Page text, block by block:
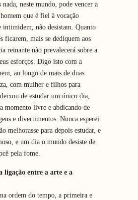
nada, neste mundo, pode vencer a
que é fiel à vocação
intimidem, não desistam. Quanto
ficarem, mais se dediquem aos
reinante não prevalecerá sobre a
esforços. Digo isto com a
ao longo de mais de duas
com mulher e filhos para
de estudar um único dia,
momento livre e abdicando de
e divertimentos. Nunca esperei
melhorasse para depois estudar, e
e um dia o mundo desiste de
pela fome.
ligação entre a arte e a
ordem do tempo, a primeira e